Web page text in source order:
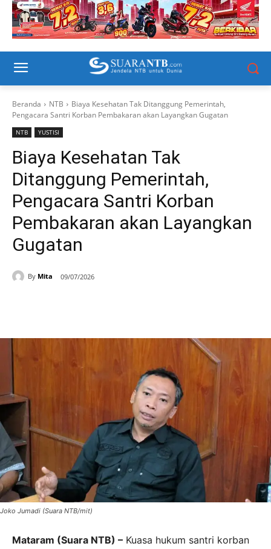
Beranda NTB
Biaya Kesehatan Tak Ditanggung Pemerintah,
Pengacara Santri Korban Pembakaran akan Layangkan Gugatan
NTB YUSTISI
Biaya Kesehatan Tak
Ditanggung Pemerintah,
Pengacara Santri Korban
Pembakaran akan Layangkan
Gugatan
By Mita 09/07/2026
Joko Jumadi (Suara NTB/mit)
Mataram (Suara NTB) – Kuasa hukum santri korban